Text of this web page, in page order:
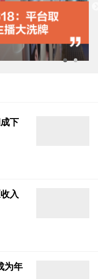
下
入
为年